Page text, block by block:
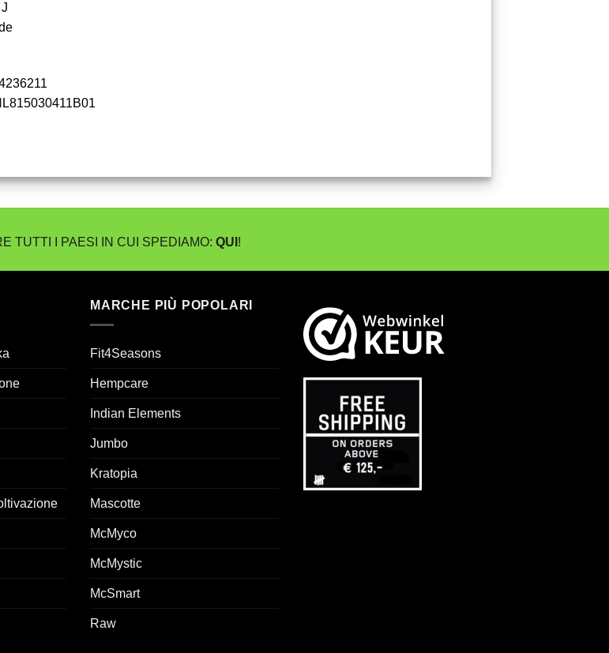
TUTTI I PAESI IN CUI SPEDIAMO: QUI !
MARCHE PIÙ POPOLARI
Fit4Seasons
Hempcare
Indian Elements
Jumbo
Kratopia
Mascotte
McMyco
McMystic
McSmart
Raw